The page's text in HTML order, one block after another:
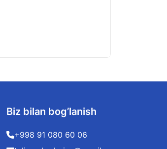
Biz bilan bog’lanish
+998 91 080 60 06